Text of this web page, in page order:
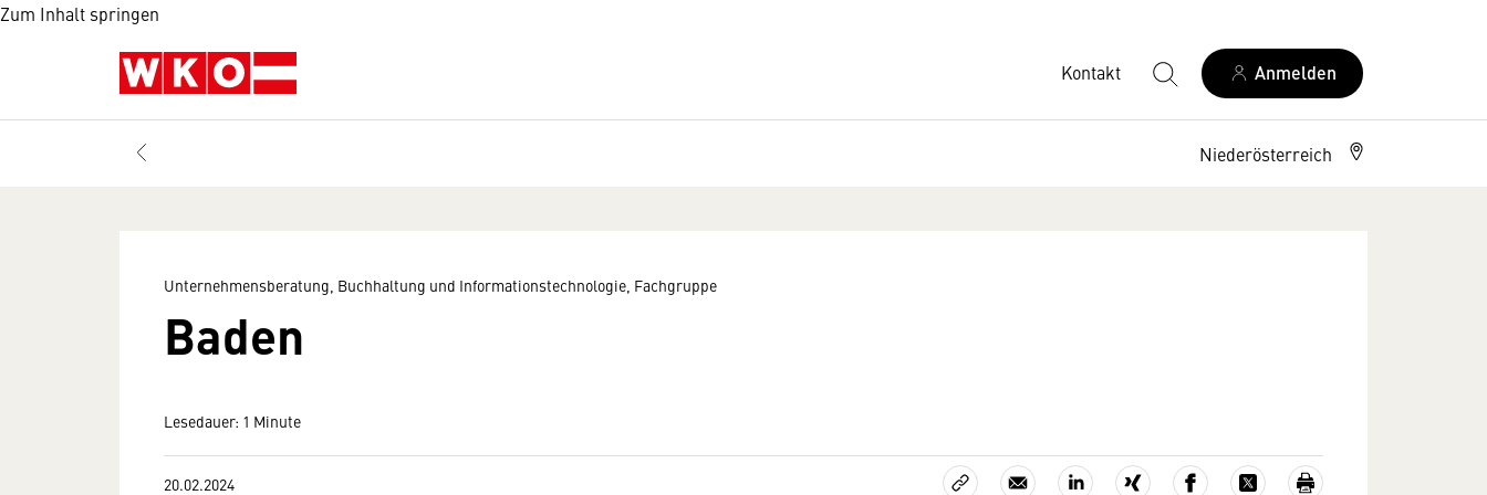
Zum Inhalt springen
Kontakt Anmelden
Niederösterreich
Unternehmensberatung, Buchhaltung und Informationstechnologie, Fachgruppe
Baden
Lesedauer: 1 Minute
20.02.2024